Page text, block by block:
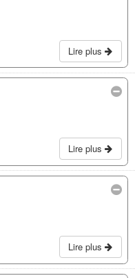
Lire plus
Lire plus
Lire plus